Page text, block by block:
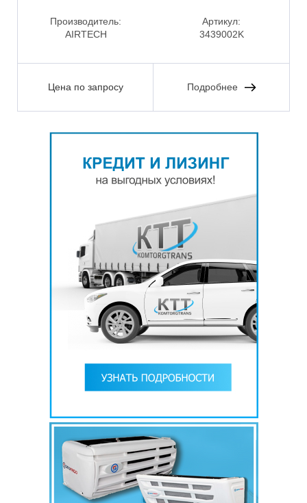
Производитель:
AIRTECH
Артикул:
3439002K
Цена по запросу Подробнее